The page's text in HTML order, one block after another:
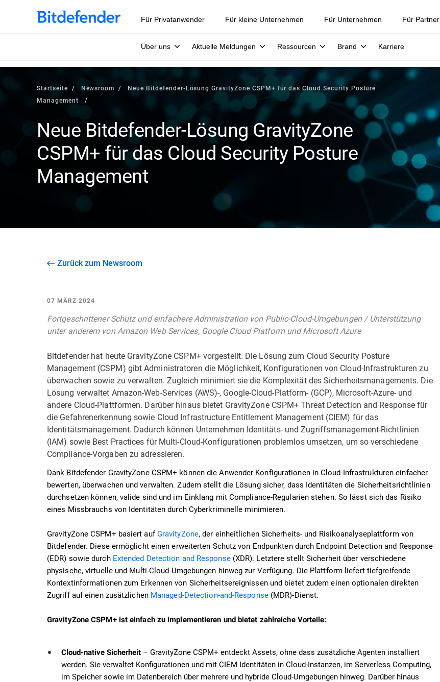
Für Privatanwender Für kleine Unternehmen Für Unternehmen Für Partner
Über uns Aktuelle Meldungen Ressourcen Brand Karriere
Startseite Newsroom
Neue Bitdefender-Lösung GravityZone CSPM+ für das Cloud Security Posture
Management
Neue Bitdefender-Lösung GravityZone
CSPM+ für das Cloud Security Posture
Management
Zurück zum Newsroom
07 MÄRZ 2024
Fortgeschrittener Schutz und einfachere Administration von Public-Cloud-Umgebungen / Unterstützung
unter anderem von Amazon Web Services, Google Cloud Platform und Microsoft Azure
Bitdefender hat heute GravityZone CSPM+ vorgestellt. Die Lösung zum Cloud Security Posture
Management (CSPM) gibt Administratoren die Möglichkeit, Konfigurationen von Cloud-Infrastrukturen zu
überwachen sowie zu verwalten. Zugleich minimiert sie die Komplexität des Sicherheitsmanagements. Die
Lösung verwaltet Amazon-Web-Services (AWS)-, Google-Cloud-Platform- (GCP), Microsoft-Azure- und
andere Cloud-Plattformen. Darüber hinaus bietet GravityZone CSPM+ Threat Detection and Response für
die Gefahrenerkennung sowie Cloud Infrastructure Entitlement Management (CIEM) für das
Identitätsmanagement. Dadurch können Unternehmen Identitäts- und Zugriffsmanagement-Richtlinien
(IAM) sowie Best Practices für Multi-Cloud-Konfigurationen problemlos umsetzen, um so verschiedene
Compliance-Vorgaben zu adressieren.
Dank Bitdefender GravityZone CSPM+ können die Anwender Konfigurationen in Cloud-Infrastrukturen einfacher
bewerten, überwachen und verwalten. Zudem stellt die Lösung sicher, dass Identitäten die Sicherheitsrichtlinien
durchsetzen können, valide sind und im Einklang mit Compliance-Regularien stehen. So lässt sich das Risiko
eines Missbrauchs von Identitäten durch Cyberkriminelle minimieren.
GravityZone CSPM+ basiert aufGravityZone, der einheitlichen Sicherheits- und Risikoanalyseplattform von
Bitdefender. Diese ermöglicht einen erweiterten Schutz von Endpunkten durch Endpoint Detection and Response
(EDR) sowie durch Extended Detection and Response(XDR). Letztere stellt Sicherheit über verschiedene
physische, virtuelle und Multi-Cloud-Umgebungen hinweg zur Verfügung. Die Plattform liefert tiefgreifende
Kontextinformationen zum Erkennen von Sicherheitsereignissen und bietet zudem einen optionalen direkten
Zugriff auf einen zusätzlichen Managed-Detection-and-Response(MDR)-Dienst.
GravityZone CSPM+ ist einfach zu implementieren und bietet zahlreiche Vorteile:
Cloud-native Sicherheit – GravityZone CSPM+ entdeckt Assets, ohne dass zusätzliche Agenten installiert
werden. Sie verwaltet Konfigurationen und mit CIEM Identitäten in Cloud-Instanzen, im Serverless Computing,
im Speicher sowie im Datenbereich über mehrere und hybride Cloud-Umgebungen hinweg. Darüber hinaus